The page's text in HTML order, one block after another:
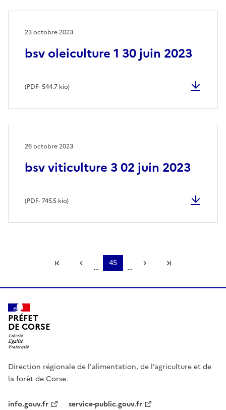
bsv oleiculture 1 30 juin 2023
23 octobre 2023
(PDF- 544.7 kio)
bsv viticulture 3 02 juin 2023
26 octobre 2023
(PDF- 745.5 kio)
Première pagePage précédente
… 45 … Page suivante
PRÉFET
DE CORSE
Direction régionale de l'alimentation, de l’agriculture et de
la forêt de Corse.
info.gouv.fr service-public.gouv.fr